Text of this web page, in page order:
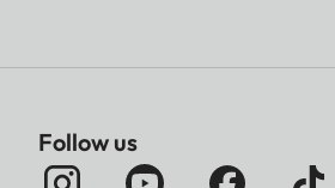
Follow us